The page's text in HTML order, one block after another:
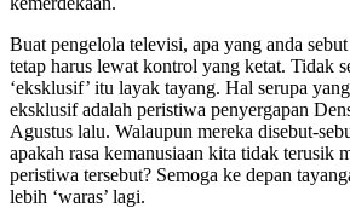
Buat pengelola televisi, apa yang anda
tetap harus lewat kontrol yang ketat. Tidak
‘eksklusif’ itu layak tayang. Hal serupa
eksklusif adalah peristiwa penyergapan
Agustus lalu. Walaupun mereka disebut-
apakah rasa kemanusiaan kita tidak terusik
peristiwa tersebut? Semoga ke depan
lebih ‘waras’ lagi.